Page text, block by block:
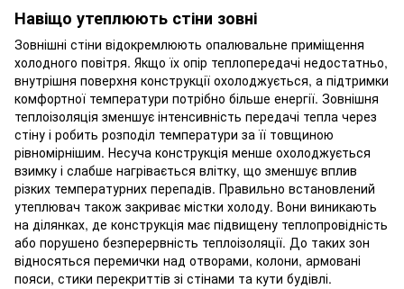
Навіщо утеплюють стіни зовні
Зовнішні стіни відокремлюють опалювальне приміщення
холодного повітря. Якщо їх опір теплопередачі недостатньо,
внутрішня поверхня конструкції охолоджується, а підтримки
комфортної температури потрібно більше енергії. Зовнішня
теплоізоляція зменшує інтенсивність передачі тепла через
стіну і робить розподіл температури за її товщиною
рівномірнішим. Несуча конструкція менше охолоджується
взимку і слабше нагрівається влітку, що зменшує вплив
різких температурних перепадів. Правильно встановлений
утеплювач також закриває містки холоду. Вони виникають
на ділянках, де конструкція має підвищену теплопровідність
або порушено безперервність теплоізоляції. До таких зон
відносяться перемички над отворами, колони, армовані
пояси, стики перекриттів зі стінами та кути будівлі.